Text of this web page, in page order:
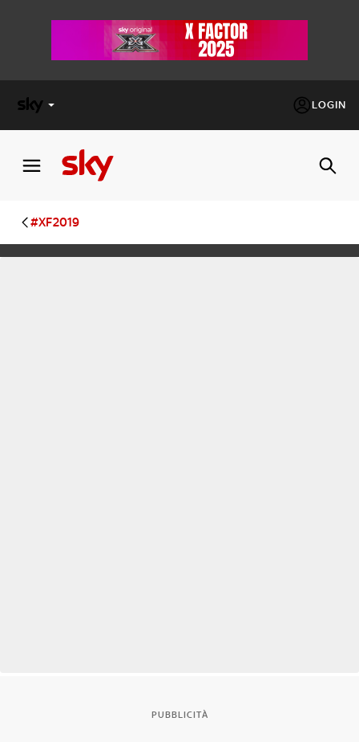
LOGIN
FACTOR
PECHINO
#XF2019
PUBBLICITÀ